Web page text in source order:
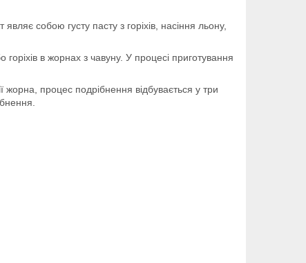
собою густу пасту з горіхів, насіння льону,
в жорнах з чавуну. У процесі приготування
процес подрібнення відбувається у три